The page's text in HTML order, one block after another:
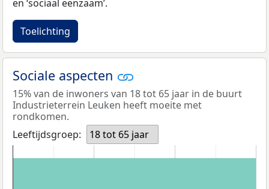
en ‘sociaal eenzaam’.
Toelichting
Sociale aspecten
15% van de inwoners van 18 tot 65 jaar in de buurt
Industrieterrein Leuken heeft moeite met
rondkomen.
Leeftijdsgroep:
18 tot 65 jaar